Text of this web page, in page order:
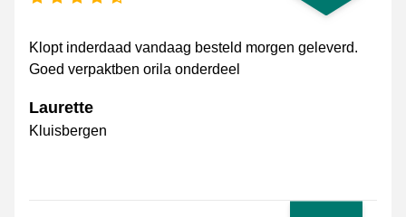
Klopt inderdaad vandaag besteld morgen geleverd.
Goed verpaktben orila onderdeel
Laurette
Kluisbergen